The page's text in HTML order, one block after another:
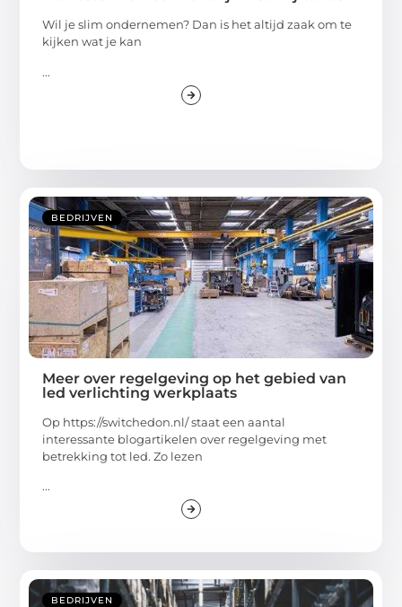
Wil je slim ondernemen? Dan is het altijd zaak om te
kijken wat je kan
...
BEDRIJVEN
Meer over regelgeving op het gebied van
led verlichting werkplaats
Op https://switchedon.nl/ staat een aantal
interessante blogartikelen over regelgeving met
betrekking tot led. Zo lezen
...
BEDRIJVEN